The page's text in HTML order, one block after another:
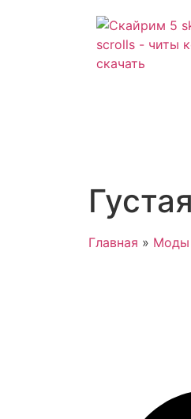
Главная » Моды